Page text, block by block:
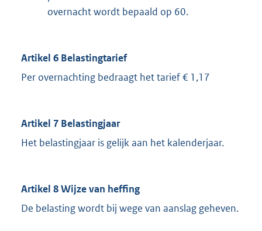
overnacht wordt bepaald op 60.
Artikel 6 Belastingtarief
Per overnachting bedraagt het tarief € 1,17
Artikel 7 Belastingjaar
Het belastingjaar is gelijk aan het kalenderjaar.
Artikel 8 Wijze van heffing
De belasting wordt bij wege van aanslag geheven.